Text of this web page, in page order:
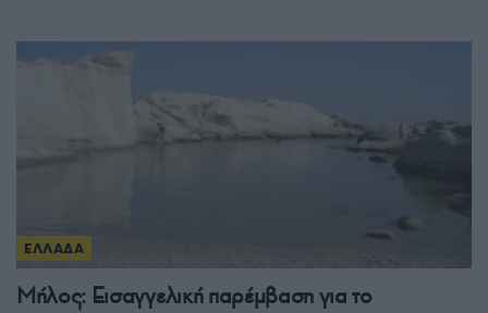
ΕΛΛΑΔΑ
Μήλος: Εισαγγελική παρέμβαση για το